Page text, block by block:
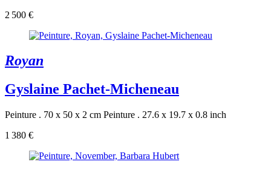
2 500 €
Royan
Gyslaine Pachet-Micheneau
Peinture . 70 x 50 x 2 cm Peinture . 27.6 x 19.7 x 0.8 inch
1 380 €